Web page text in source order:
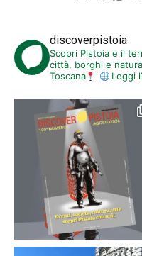
discoverpistoia
Scopri Pistoia e il
città, borghi e
Toscana
Leggi